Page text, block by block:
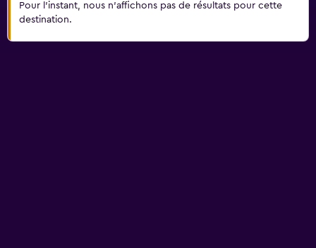
Pour l’instant, nous n’affichons pas de résultats pour cette
destination.